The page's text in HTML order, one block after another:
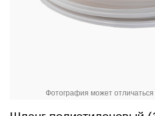
Фотография может отличаться